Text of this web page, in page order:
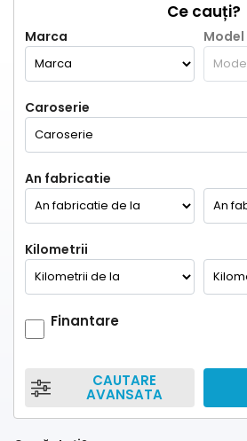
Ce cauți?
Marca Model
Caroserie
An fabricatie
Kilometrii
Finantare
CAUTARE
AVANSATA